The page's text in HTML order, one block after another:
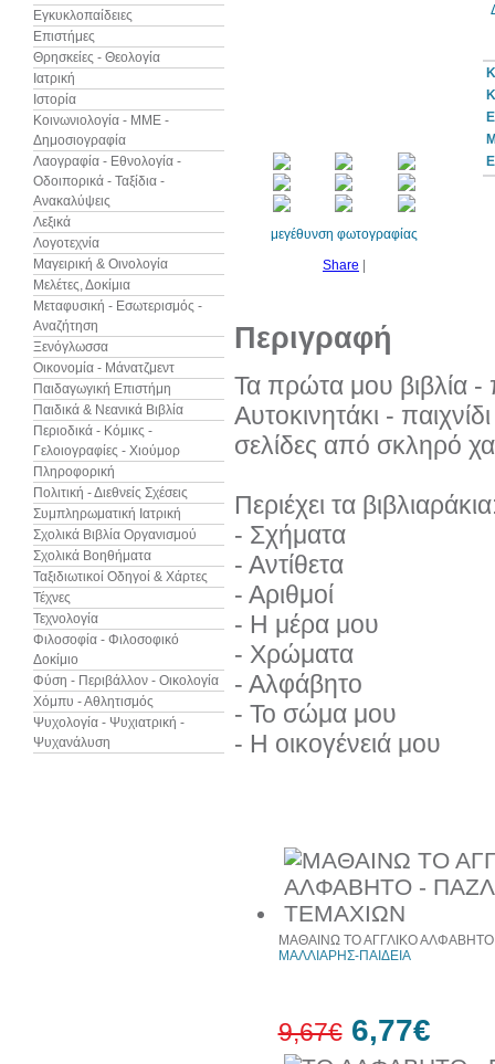
Εγκυκλοπαίδειες
Επιστήμες
Θρησκείες - Θεολογία
Ιατρική
Ιστορία
Κοινωνιολογία - ΜΜΕ -
Δημοσιογραφία
Λαογραφία - Εθνολογία -
Οδοιπορικά - Ταξίδια -
Ανακαλύψεις
Λεξικά
Λογοτεχνία
Μαγειρική & Οινολογία
Μελέτες, Δοκίμια
Μεταφυσική - Εσωτερισμός -
Αναζήτηση
Ξενόγλωσσα
Οικονομία - Μάνατζμεντ
Παιδαγωγική Επιστήμη
Παιδικά & Νεανικά Βιβλία
Περιοδικά - Κόμικς -
Γελοιογραφίες - Χιούμορ
Πληροφορική
Πολιτική - Διεθνείς Σχέσεις
Συμπληρωματική Ιατρική
Σχολικά Βιβλία Οργανισμού
Σχολικά Βοηθήματα
Ταξιδιωτικοί Οδηγοί & Χάρτες
Τέχνες
Τεχνολογία
Φιλοσοφία - Φιλοσοφικό
Δοκίμιο
Φύση - Περιβάλλον - Οικολογία
Χόμπυ - Αθλητισμός
Ψυχολογία - Ψυχιατρική -
Ψυχανάλυση
μεγέθυνση φωτογραφίας
Share
Περιγραφή
Τα πρώτα μου βιβλία -
Αυτοκινητάκι -
σελίδες από σκληρό
Περιέχει τα
- Σχήματα
- Αντίθετα
- Αριθμοί
- Η μέρα μου
- Χρώματα
- Αλφάβητο
- Το σώμα μου
- Η οικογένειά μου
ΜΑΘΑΙΝΩ ΤΟ ΑΓΓΛΙΚΟ
ΜΑΛΛΙΑΡΗΣ-ΠΑΙΔΕΙΑ
9,67€ 6,77€